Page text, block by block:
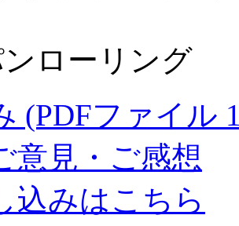
ローリング
(PDFファイル
意見・ご感想
込みはこちら